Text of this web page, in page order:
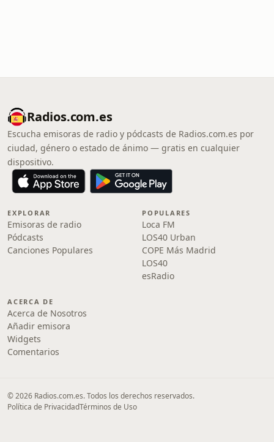
Radios.com.es
Escucha emisoras de radio y pódcasts de Radios.com.es por
ciudad, género o estado de ánimo — gratis en cualquier
dispositivo.
EXPLORAR
Emisoras de radio
Pódcasts
Canciones Populares
POPULARES
Loca FM
LOS40 Urban
COPE Más Madrid
LOS40
esRadio
ACERCA DE
Acerca de Nosotros
Añadir emisora
Widgets
Comentarios
© 2026 Radios.com.es. Todos los derechos reservados.
Política de PrivacidadTérminos de Uso